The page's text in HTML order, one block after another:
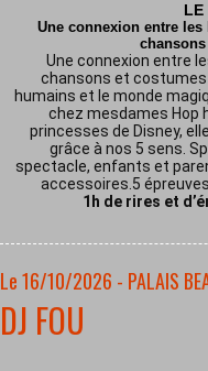
LE
Une connexion entre
Une connexion entre
chansons et costumes
humains et le monde
chez mesdames Hop
princesses de Disney,
grâce à nos 5 sens.
spectacle, enfants et
accessoires.5
1h de rires et
Le 16/10/2026 - PALAIS
DJ FOU